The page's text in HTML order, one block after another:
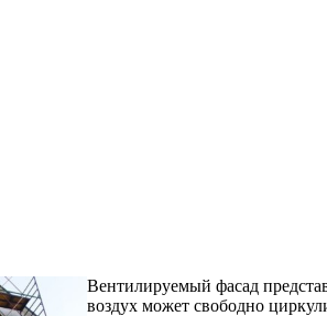
Вентилируемый фасад
воздух может свободно